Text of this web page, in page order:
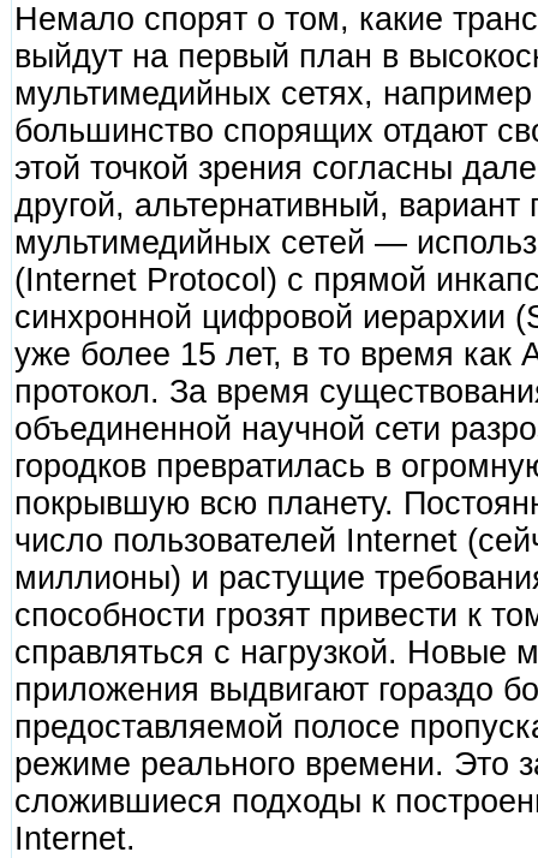
Немало спорят о том, какие
выйдут на первый план в
мультимедийных сетях,
большинство спорящих отдают
этой точкой зрения согласны
другой, альтернативный, вариант
мультимедийных сетей —
(Internet Protocol) с прямой
синхронной цифровой иерархии
уже более 15 лет, в то время как
протокол. За время
объединенной научной сети
городков превратилась в
покрывшую всю планету.
число пользователей Internet
миллионы) и растущие
способности грозят привести к
справляться с нагрузкой. Новые
приложения выдвигают гораздо
предоставляемой полосе
режиме реального времени. Это
сложившиеся подходы к
Internet.